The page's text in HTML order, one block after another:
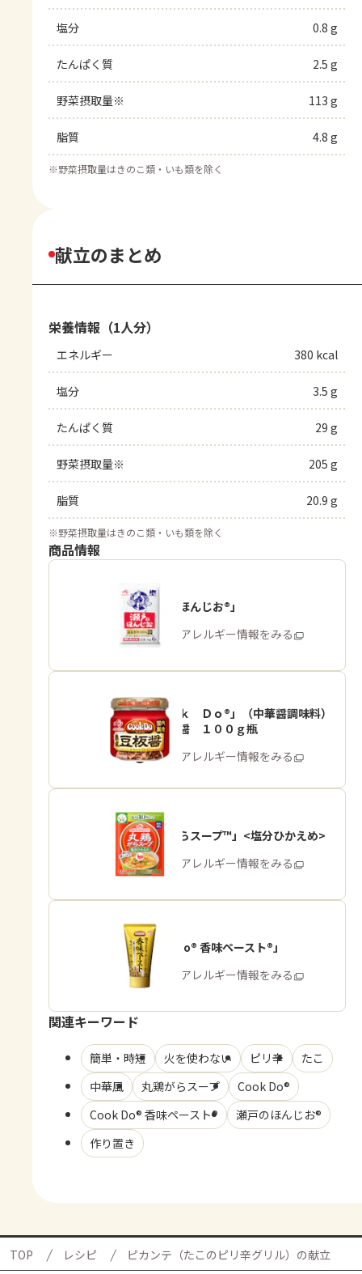
塩分 0.8 g
たんぱく質 2.5 g
野菜摂取量※ 113 g
脂質 4.8 g
※野菜摂取量はきのこ類・いも類を除く
献立のまとめ
栄養情報（1人分）
エネルギー 380 kcal
塩分 3.5 g
たんぱく質 29 g
野菜摂取量※ 205 g
脂質 20.9 g
※野菜摂取量はきのこ類・いも類を除く
商品情報
「瀬戸のほんじお®」
商品・アレルギー情報をみる
「Ｃｏｏｋ Ｄｏ®」（中華醤調味料）
熟成豆板醤 １００ｇ瓶
商品・アレルギー情報をみる
「丸鶏がらスープ™」<塩分ひかえめ>
商品・アレルギー情報をみる
「Cook Do® 香味ペースト®」
商品・アレルギー情報をみる
関連キーワード
簡単・時短 火を使わない ピリ辛
たこ
中華風
丸鶏がらスープ
Cook Do®
Cook Do® 香味ペースト®
瀬戸のほんじお®
作り置き
TOP レシピ ピカンテ（たこのピリ辛グリル）の献立